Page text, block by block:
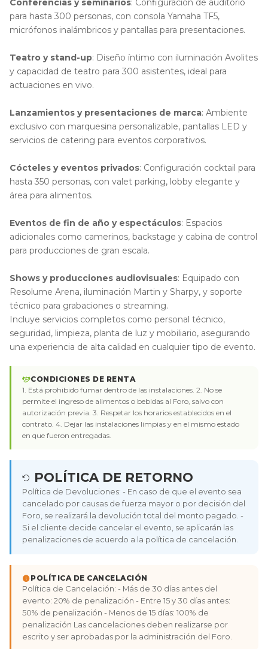
Conferencias y seminarios: Configuración de auditorio
para hasta 300 personas, con consola Yamaha TF5,
micrófonos inalámbricos y pantallas para presentaciones.
Teatro y stand-up: Diseño íntimo con iluminación Avolites
y capacidad de teatro para 300 asistentes, ideal para
actuaciones en vivo.
Lanzamientos y presentaciones de marca: Ambiente
exclusivo con marquesina personalizable, pantallas LED y
servicios de catering para eventos corporativos.
Cócteles y eventos privados: Configuración cocktail para
hasta 350 personas, con valet parking, lobby elegante y
área para alimentos.
Eventos de fin de año y espectáculos: Espacios
adicionales como camerinos, backstage y cabina de control
para producciones de gran escala.
Shows y producciones audiovisuales: Equipado con
Resolume Arena, iluminación Martin y Sharpy, y soporte
técnico para grabaciones o streaming.
Incluye servicios completos como personal técnico,
seguridad, limpieza, planta de luz y mobiliario, asegurando
una experiencia de alta calidad en cualquier tipo de evento.
CONDICIONES DE RENTA
1. Está prohibido fumar dentro de las instalaciones. 2. No se
permite el ingreso de alimentos o bebidas al Foro, salvo con
autorización previa. 3. Respetar los horarios establecidos en el
contrato. 4. Dejar las instalaciones limpias y en el mismo estado
en que fueron entregadas.
POLÍTICA DE RETORNO
Política de Devoluciones: - En caso de que el evento sea
cancelado por causas de fuerza mayor o por decisión del
Foro, se realizará la devolución total del monto pagado. -
Si el cliente decide cancelar el evento, se aplicarán las
penalizaciones de acuerdo a la política de cancelación.
POLÍTICA DE CANCELACIÓN
Política de Cancelación: - Más de 30 días antes del
evento: 20% de penalización - Entre 15 y 30 días antes:
50% de penalización - Menos de 15 días: 100% de
penalización Las cancelaciones deben realizarse por
escrito y ser aprobadas por la administración del Foro.